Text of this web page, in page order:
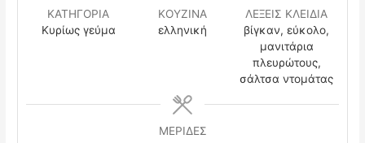
ΚΑΤΗΓΟΡΙΑ
Κυρίως γεύμα
ΚΟΥΖΙΝΑ
ελληνική
ΛΕΞΕΙΣ ΚΛΕΙΔΙΑ
βίγκαν, εύκολο,
μανιτάρια
πλευρώτους,
σάλτσα ντομάτας
ΜΕΡΙΔΕΣ